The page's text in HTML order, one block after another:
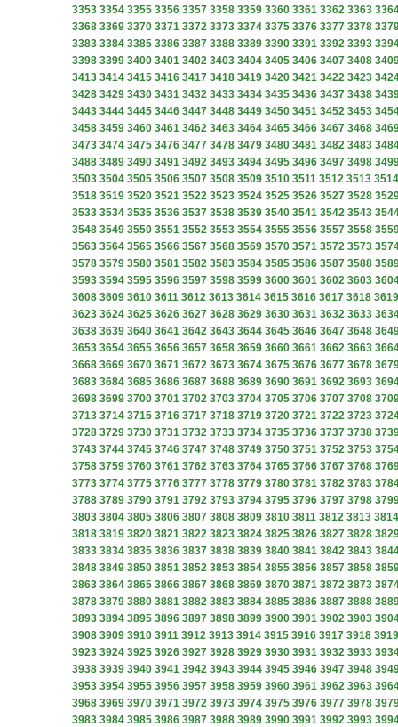
3353 3354 3355 3356 3357 3358 3359 3360 3361 3362 3363
3368 3369 3370 3371 3372 3373 3374 3375 3376 3377 3378
3383 3384 3385 3386 3387 3388 3389 3390 3391 3392 3393
3398 3399 3400 3401 3402 3403 3404 3405 3406 3407 3408
3413 3414 3415 3416 3417 3418 3419 3420 3421 3422 3423
3428 3429 3430 3431 3432 3433 3434 3435 3436 3437 3438
3443 3444 3445 3446 3447 3448 3449 3450 3451 3452 3453
3458 3459 3460 3461 3462 3463 3464 3465 3466 3467 3468
3473 3474 3475 3476 3477 3478 3479 3480 3481 3482 3483
3488 3489 3490 3491 3492 3493 3494 3495 3496 3497 3498
3503 3504 3505 3506 3507 3508 3509 3510 3511 3512 3513 3514
3518 3519 3520 3521 3522 3523 3524 3525 3526 3527 3528
3533 3534 3535 3536 3537 3538 3539 3540 3541 3542 3543
3548 3549 3550 3551 3552 3553 3554 3555 3556 3557 3558
3563 3564 3565 3566 3567 3568 3569 3570 3571 3572 3573
3578 3579 3580 3581 3582 3583 3584 3585 3586 3587 3588
3593 3594 3595 3596 3597 3598 3599 3600 3601 3602 3603
3608 3609 3610 3611 3612 3613 3614 3615 3616 3617 3618 3619
3623 3624 3625 3626 3627 3628 3629 3630 3631 3632 3633
3638 3639 3640 3641 3642 3643 3644 3645 3646 3647 3648
3653 3654 3655 3656 3657 3658 3659 3660 3661 3662 3663
3668 3669 3670 3671 3672 3673 3674 3675 3676 3677 3678
3683 3684 3685 3686 3687 3688 3689 3690 3691 3692 3693
3698 3699 3700 3701 3702 3703 3704 3705 3706 3707 3708
3713 3714 3715 3716 3717 3718 3719 3720 3721 3722 3723
3728 3729 3730 3731 3732 3733 3734 3735 3736 3737 3738
3743 3744 3745 3746 3747 3748 3749 3750 3751 3752 3753
3758 3759 3760 3761 3762 3763 3764 3765 3766 3767 3768
3773 3774 3775 3776 3777 3778 3779 3780 3781 3782 3783
3788 3789 3790 3791 3792 3793 3794 3795 3796 3797 3798
3803 3804 3805 3806 3807 3808 3809 3810 3811 3812 3813 3814
3818 3819 3820 3821 3822 3823 3824 3825 3826 3827 3828
3833 3834 3835 3836 3837 3838 3839 3840 3841 3842 3843
3848 3849 3850 3851 3852 3853 3854 3855 3856 3857 3858
3863 3864 3865 3866 3867 3868 3869 3870 3871 3872 3873
3878 3879 3880 3881 3882 3883 3884 3885 3886 3887 3888
3893 3894 3895 3896 3897 3898 3899 3900 3901 3902 3903
3908 3909 3910 3911 3912 3913 3914 3915 3916 3917 3918 3919
3923 3924 3925 3926 3927 3928 3929 3930 3931 3932 3933
3938 3939 3940 3941 3942 3943 3944 3945 3946 3947 3948
3953 3954 3955 3956 3957 3958 3959 3960 3961 3962 3963
3968 3969 3970 3971 3972 3973 3974 3975 3976 3977 3978
3983 3984 3985 3986 3987 3988 3989 3990 3991 3992 3993